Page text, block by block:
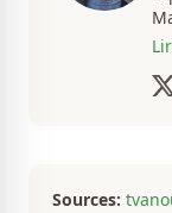
et
Sources: